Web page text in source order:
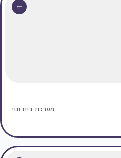
מערכת בית ונוי